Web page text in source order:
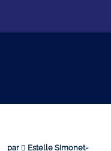
par
Estelle SImonet-